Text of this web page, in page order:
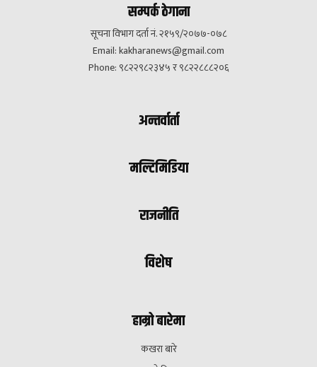
सम्पर्क ठेगाना
सूचना विभाग दर्ता नं. २१५९/२०७७-०७८
Email:kakharanews@gmail.com
Phone: ९८२२९८२३४५ र ९८२२८८८२०६
अन्तर्वार्ता
मल्टिमिडिया
राजनीति
विशेष
हाम्रो बारेमा
कखरा बारे